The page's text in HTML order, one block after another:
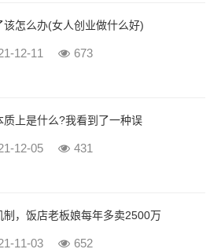
该怎么办(女人创业做什么好)
12-11 673
质上是什么?我看到了一种误
12-05 431
制，饭店老板娘每年多卖2500万
11-03 652